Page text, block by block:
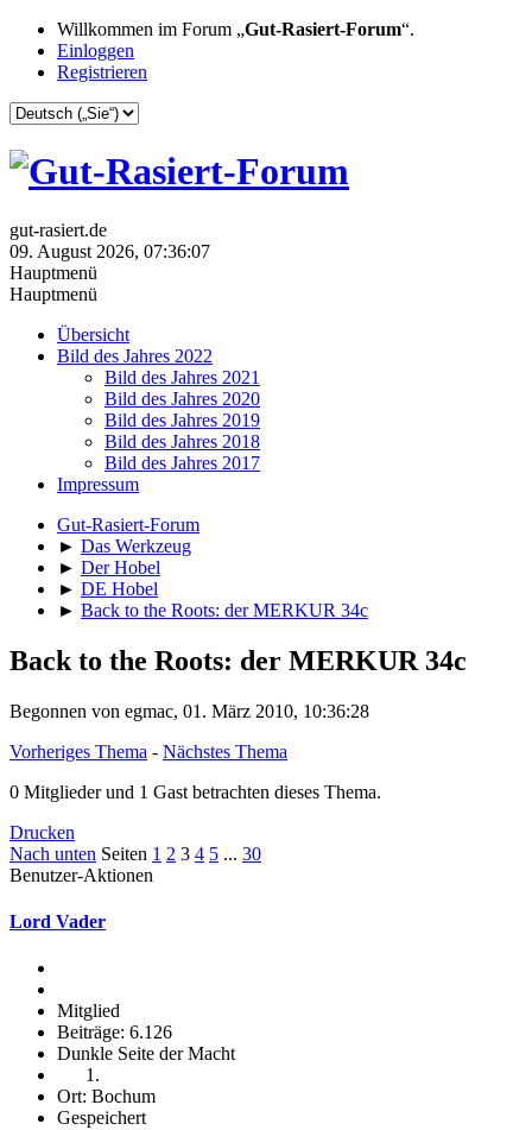
Willkommen im Forum „Gut-Rasiert-Forum“.
Einloggen
Registrieren
gut-rasiert.de
09. August 2026, 07:36:07
Hauptmenü
Hauptmenü
Übersicht
Bild des Jahres 2022
Bild des Jahres 2021
Bild des Jahres 2020
Bild des Jahres 2019
Bild des Jahres 2018
Bild des Jahres 2017
Impressum
Gut-Rasiert-Forum
► Das Werkzeug
► Der Hobel
► DE Hobel
► Back to the Roots: der MERKUR 34c
Back to the Roots: der MERKUR 34c
Begonnen von egmac, 01. März 2010, 10:36:28
Vorheriges Thema - Nächstes Thema
0 Mitglieder und 1 Gast betrachten dieses Thema.
Drucken
Nach unten Seiten 1 2 3 4 5 ... 30
Benutzer-Aktionen
Lord Vader
Mitglied
Beiträge: 6.126
Dunkle Seite der Macht
Ort: Bochum
Gespeichert